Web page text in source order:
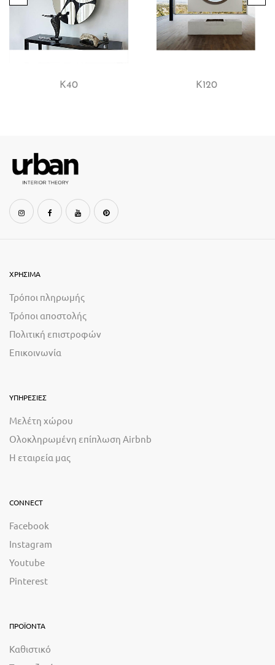
K40 K120
ΧΡΗΣΙΜΑ
Τρόποι πληρωμής
Τρόποι αποστολής
Πολιτική επιστροφών
Επικοινωνία
ΥΠΗΡΕΣΙΕΣ
Μελέτη χώρου
Ολοκληρωμένη επίπλωση Airbnb
Η εταιρεία μας
CONNECT
Facebook
Instagram
Youtube
Pinterest
ΠΡΟΪΟΝΤΑ
Καθιστικό